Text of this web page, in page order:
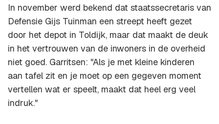
In november werd bekend dat staatssecretaris van
Defensie Gijs Tuinman een streept heeft gezet
door het depot in Toldijk, maar dat maakt de deuk
in het vertrouwen van de inwoners in de overheid
niet goed. Garritsen: "Als je met kleine kinderen
aan tafel zit en je moet op een gegeven moment
vertellen wat er speelt, maakt dat heel erg veel
indruk."